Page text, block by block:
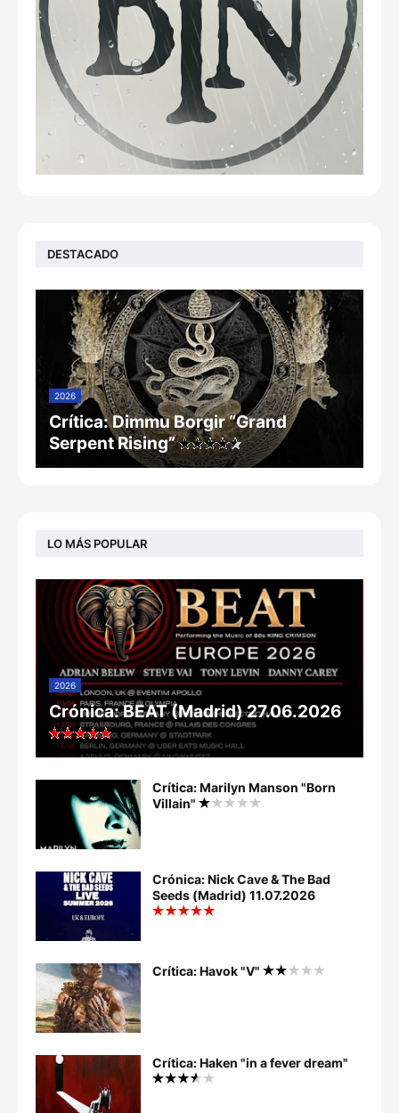
DESTACADO
2026
Crítica: Dimmu Borgir “Grand
Serpent Rising”
LO MÁS POPULAR
2026
Crónica: BEAT (Madrid) 27.06.2026
Crítica: Marilyn Manson "Born
Villain"
Crónica: Nick Cave & The Bad
Seeds (Madrid) 11.07.2026
Crítica: Havok "V"
Crítica: Haken "in a fever dream"